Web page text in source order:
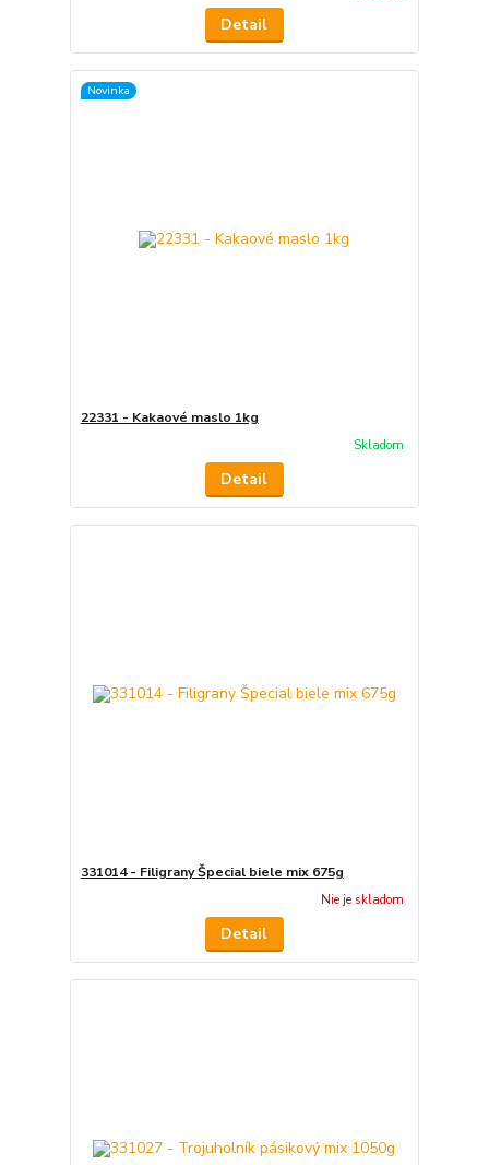
Detail
Novinka
22331 - Kakaové maslo 1kg
Skladom
Detail
331014 - Filigrany Špecial biele mix 675g
Nie je skladom
Detail